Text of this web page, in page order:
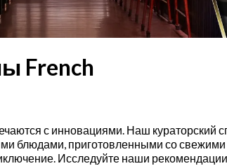
French
с инновациями. Наш кураторский
блюдами, приготовленными со
Исследуйте наши